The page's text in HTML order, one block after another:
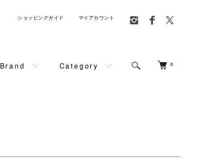
0
Brand Category
ショッピングガイド マイアカウント